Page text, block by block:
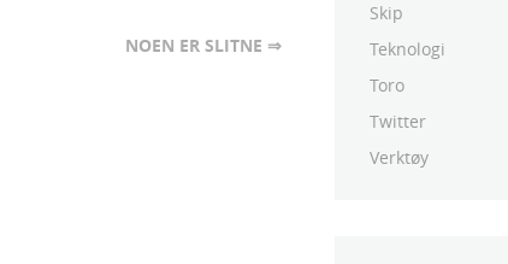
NOEN ER SLITNE ⇒
Skip
Teknologi
Toro
Twitter
Verktøy